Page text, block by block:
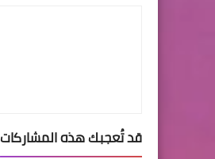
قد تُعجبك هذه المشاركات